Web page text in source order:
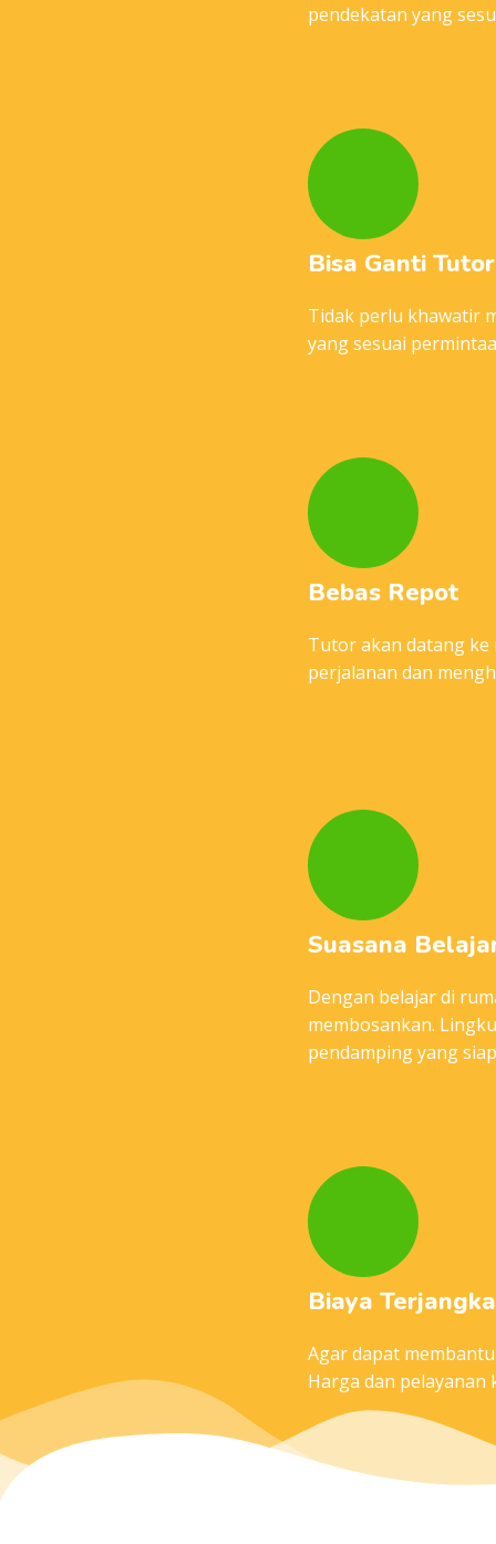
pendekatan yang
Bisa Ganti Tutor
Tidak perlu khawatir
yang sesuai
Bebas Repot
Tutor akan datang
perjalanan dan
Suasana
Dengan belajar di
membosankan.
pendamping yang
Biaya
Agar dapat
Harga dan pelayanan